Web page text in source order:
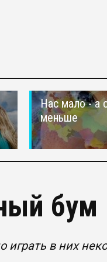
Нас мало - а
меньше
бум
играть в них